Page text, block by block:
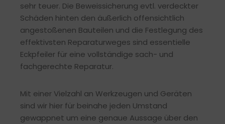
sehr teuer. Die Beweissicherung evtl. verdeckter
Schäden hinten den äußerlich offensichtlich
angestoßenen Bauteilen und die Festlegung des
effektivsten Reparaturweges sind essentielle
Eckpfeiler für eine vollständige sach- und
fachgerechte Reparatur.
Mit einer Vielzahl an Werkzeugen und Geräten
sind wir hier für beinahe jeden Umstand
gewappnet um eine genaue Aussage über den